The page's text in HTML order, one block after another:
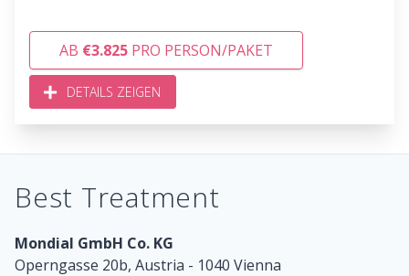
AB €3.825 PRO PERSON/PAKET
DETAILS ZEIGEN
Best Treatment
Mondial GmbH Co. KG
Operngasse 20b, Austria - 1040 Vienna